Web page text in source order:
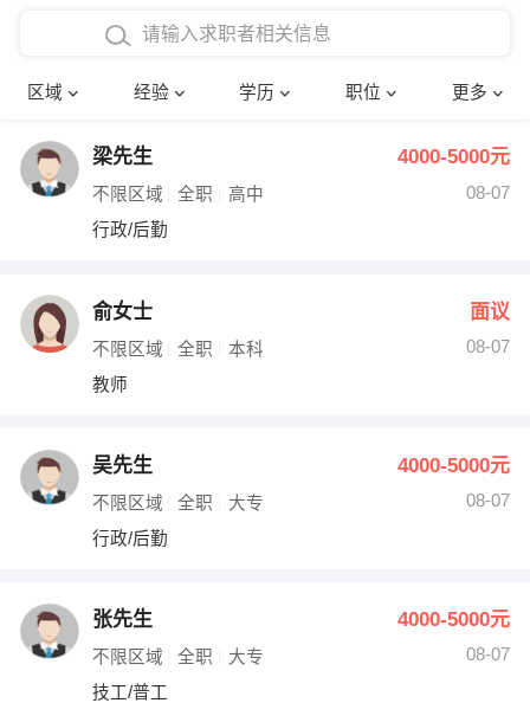
区域 经验 学历 职位 更多
在校学生工作经验
四年以上工作经验
五年以上工作经验
博士
文员 护士
财务会计
网络IT
收银员
水电/机修
编辑 法律
确定
梁先生 4000-5000元
不限区域 全职 高中
08-07
行政/后勤
俞女士 面议
不限区域 全职 本科
08-07
教师
吴先生 4000-5000元
不限区域 全职 大专
08-07
行政/后勤
张先生 4000-5000元
不限区域 全职 大专
08-07
技工/普工